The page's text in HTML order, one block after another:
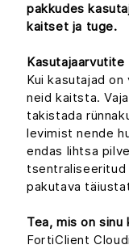
pakkudes
kaitset ja tuge.
Kasutajaarvutite
Kui kasutajad
neid kaitsta.
takistada
levimist nende
endas lihtsa
tsentraliseeritud
pakutava
Tea, mis on
FortiClient